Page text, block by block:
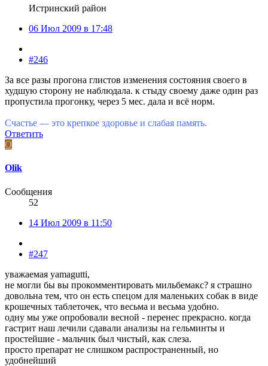
Истринский район
06 Июл 2009 в 17:48
#246
За все разы прогона глистов изменения состояния своего в
худшую сторону не наблюдала. к стыду своему даже один раз
пропустила прогонку, через 5 мес. дала и всё норм.
Счастье — это крепкое здоровье и слабая память.
Ответить
O
Olik
Сообщения
52
14 Июл 2009 в 11:50
#247
уважаемая yamagutti,
не могли бы вы прокомментировать мильбемакс? я страшно
довольна тем, что он есть спецом для маленьких собак в виде
крошечных таблеточек, что весьма и весьма удобно.
одну мы уже опробовали весной - перенес прекрасно. когда
гастрит наш лечили сдавали анализы на гельминты и
простейшие - мальчик был чистый, как слеза.
просто препарат не слишком распространенный, но
удобнейший